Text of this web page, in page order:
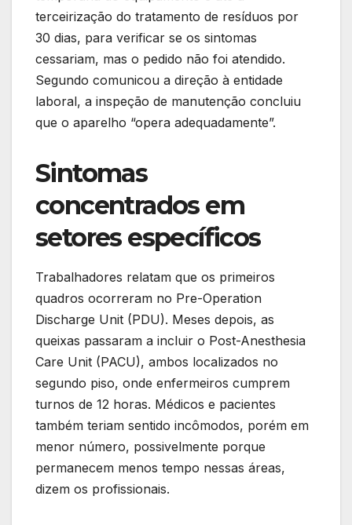
terceirização do tratamento de resíduos por
30 dias, para verificar se os sintomas
cessariam, mas o pedido não foi atendido.
Segundo comunicou a direção à entidade
laboral, a inspeção de manutenção concluiu
que o aparelho “opera adequadamente”.
Sintomas
concentrados em
setores específicos
Trabalhadores relatam que os primeiros
quadros ocorreram no Pre-Operation
Discharge Unit (PDU). Meses depois, as
queixas passaram a incluir o Post-Anesthesia
Care Unit (PACU), ambos localizados no
segundo piso, onde enfermeiros cumprem
turnos de 12 horas. Médicos e pacientes
também teriam sentido incômodos, porém em
menor número, possivelmente porque
permanecem menos tempo nessas áreas,
dizem os profissionais.